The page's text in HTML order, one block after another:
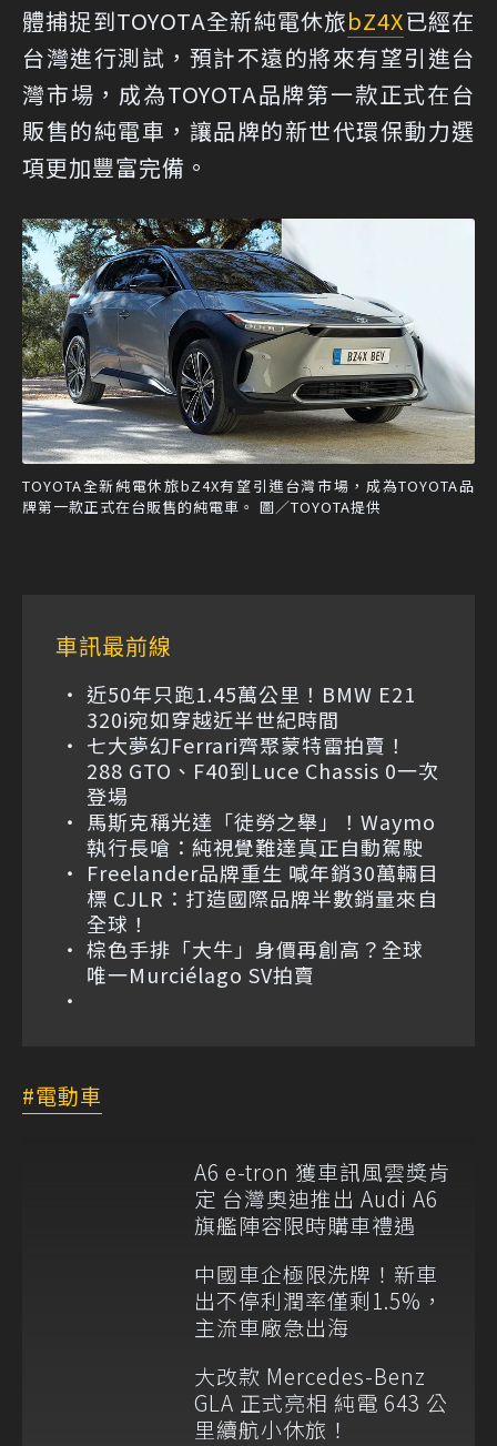
體捕捉到TOYOTA全新純電休旅bZ4X已經在
台灣進行測試，預計不遠的將來有望引進台
灣市場，成為TOYOTA品牌第一款正式在台
販售的純電車，讓品牌的新世代環保動力選
項更加豐富完備。
TOYOTA全新純電休旅bZ4X有望引進台灣市場，成為TOYOTA品
牌第一款正式在台販售的純電車。 圖／TOYOTA提供
車訊最前線
近50年只跑1.45萬公里！BMW E21
320i宛如穿越近半世紀時間
七大夢幻Ferrari齊聚蒙特雷拍賣！
288 GTO、F40到Luce Chassis 0一次
登場
馬斯克稱光達「徒勞之舉」！Waymo
執行長嗆：純視覺難達真正自動駕駛
Freelander品牌重生 喊年銷30萬輛目
標 CJLR：打造國際品牌半數銷量來自
全球！
棕色手排「大牛」身價再創高？全球
唯一Murciélago SV拍賣
電動車
A6 e-tron 獲車訊風雲獎肯
定 台灣奧迪推出 Audi A6
旗艦陣容限時購車禮遇
中國車企極限洗牌！新車
出不停利潤率僅剩1.5%，
主流車廠急出海
大改款 Mercedes-Benz
GLA 正式亮相 純電 643 公
里續航小休旅！